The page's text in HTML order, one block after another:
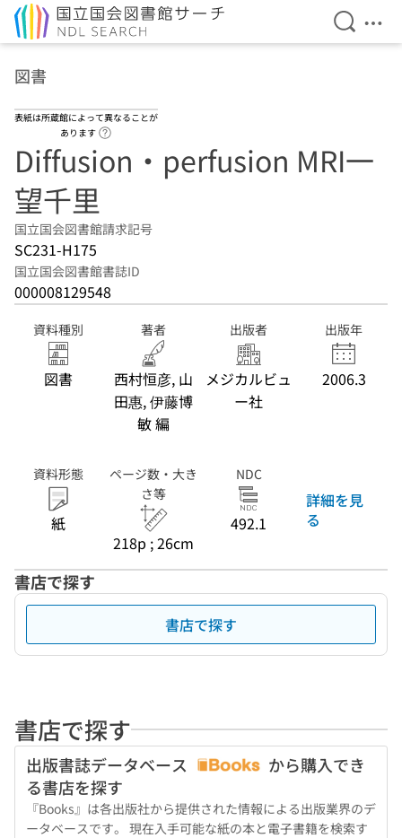
検索を
メ
図書
表紙は所蔵館によって異なることが
あります
Diffusion・perfusion MRI一
望千里
国立国会図書館請求記号
SC231-H175
国立国会図書館書誌ID
000008129548
資料種別
図書
著者
西村恒彦, 山
田惠, 伊藤博
敏 編
出版者
メジカルビュ
ー社
出版年
2006.3
資料形態
紙
ページ数・大き
さ等
218p ; 26cm
NDC
492.1
詳細を見
る
書店で探す
書店で探す
書店で探す
出版書誌データベース
から購入でき
る書店を探す
『Books』は各出版社から提供された情報による出版業界のデ
ータベースです。 現在入手可能な紙の本と電子書籍を検索す